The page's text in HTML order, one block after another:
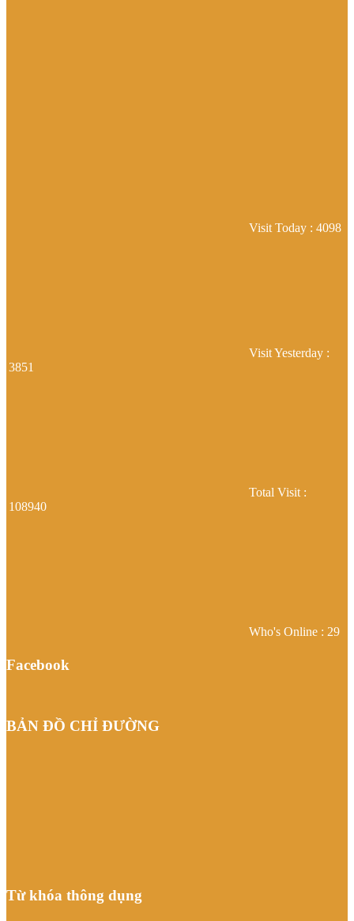
Visit Today : 4098
Visit Yesterday :
3851
Total Visit :
108940
Who's Online : 29
Facebook
BẢN ĐỒ CHỈ ĐƯỜNG
Từ khóa thông dụng